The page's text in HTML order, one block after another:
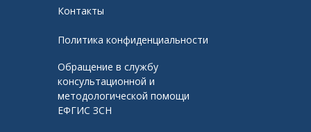
Контакты
Политика конфиденциальности
Обращение в службу
консультационной и
методологической помощи
ЕФГИС ЗСН